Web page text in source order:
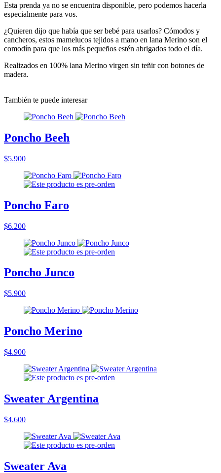
Esta prenda ya no se encuentra disponible, pero podemos hacerla
especialmente para vos.
¿Quieren dijo que había que ser bebé para usarlos? Cómodos y
cancheros, estos mamelucos tejidos a mano en lana Merino son el
comodín para que los más pequeños estén abrigados todo el día.
Realizados en 100% lana Merino virgen sin teñir con botones de
madera.
También te puede interesar
Poncho Beeh
$5.900
Poncho Faro
$6.200
Poncho Junco
$5.900
Poncho Merino
$4.900
Sweater Argentina
$4.600
Sweater Ava